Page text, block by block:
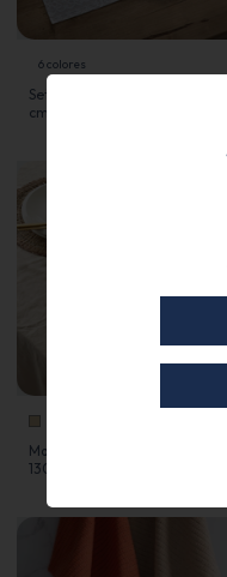
6 colores
Set de 4 individuales 39.5x28
cm Encaje - Jean Cartier
Mantel Ambiente Tusor
130x300 cm - Jean Cartier